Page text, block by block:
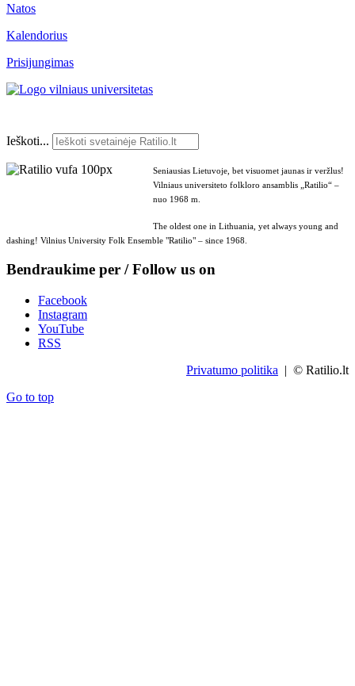
Natos
Kalendorius
Prisijungimas
Ieškoti...
Seniausias Lietuvoje, bet visuomet jaunas ir veržlus!
Vilniaus universiteto folkloro ansamblis „Ratilio“ –
nuo 1968 m.
The oldest one in Lithuania, yet always young and
dashing! Vilnius University Folk Ensemble "Ratilio" – since 1968.
Bendraukime per / Follow us on
Facebook
Instagram
YouTube
RSS
Privatumo politika | © Ratilio.lt
Go to top